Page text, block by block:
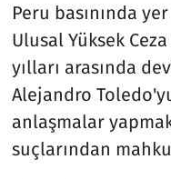
Peru basınında
Ulusal Yüksek
yılları arasında
Alejandro
anlaşmalar
suçlarından
Spor
Teknoloji ve Bilim
Televizyon